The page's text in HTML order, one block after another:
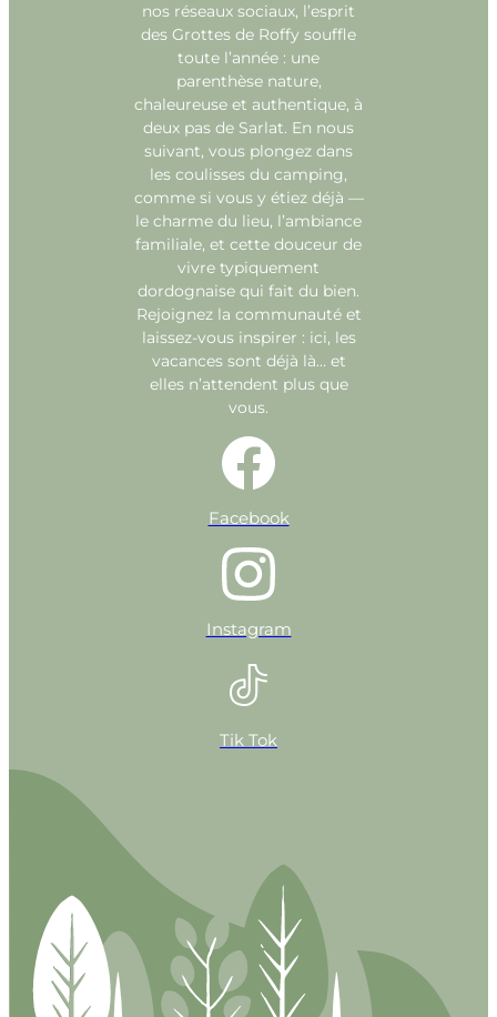
nos réseaux sociaux, l’esprit
des Grottes de Roffy souffle
toute l’année : une
parenthèse nature,
chaleureuse et authentique, à
deux pas de Sarlat. En nous
suivant, vous plongez dans
les coulisses du camping,
comme si vous y étiez déjà —
le charme du lieu, l’ambiance
familiale, et cette douceur de
vivre typiquement
dordognaise qui fait du bien.
Rejoignez la communauté et
laissez-vous inspirer : ici, les
vacances sont déjà là… et
elles n’attendent plus que
vous.
Facebook
Instagram
Tik Tok